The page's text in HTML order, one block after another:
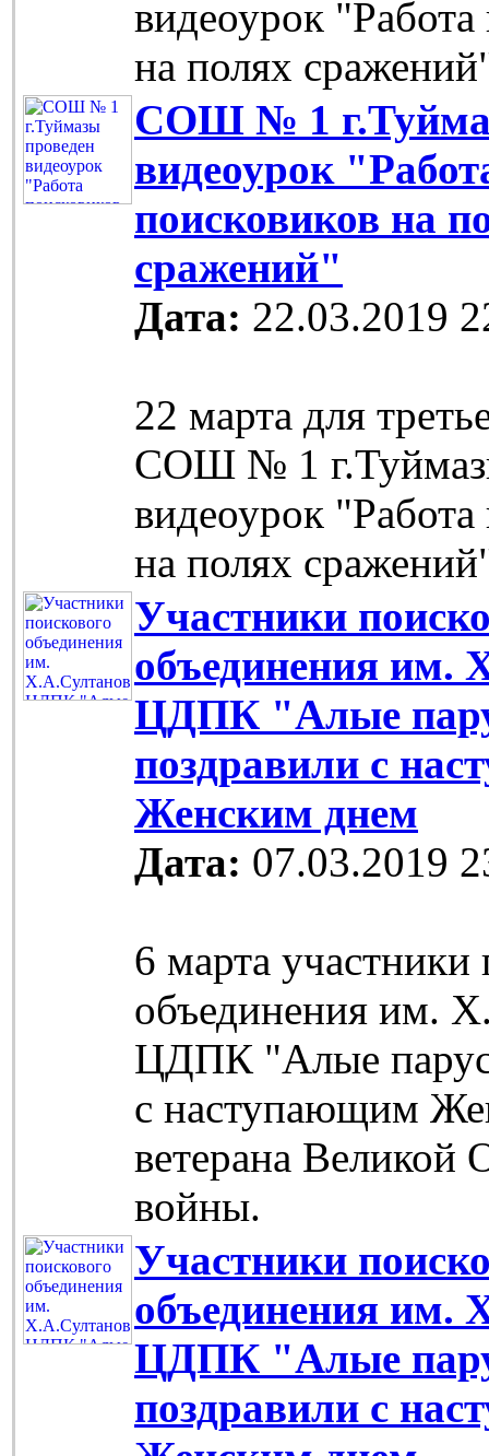
видеоурок "Работа
на полях
СОШ № 1
видеоурок
поисковиков на
сражений"
Дата: 22.03.2019
22 марта для
СОШ № 1
видеоурок "Работа
на полях
Участники
объединения им.
ЦДПК "Алые
поздравили с
Женским днем
Дата: 07.03.2019
6 марта участники
объединения им.
ЦДПК "Алые
с наступающим
ветерана Великой
войны.
Участники
объединения им.
ЦДПК "Алые
поздравили с